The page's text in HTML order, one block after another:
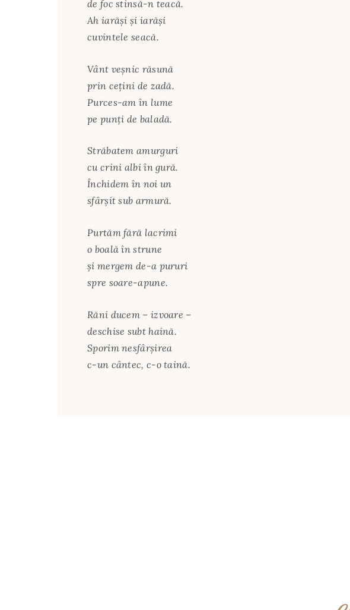
de foc stinsă-n teacă.
Ah iarăşi şi iarăşi
cuvintele seacă.
Vânt veşnic răsună
prin ceţini de zadă.
Purces-am în lume
pe punţi de baladă.
Străbatem amurguri
cu crini albi în gură.
Închidem în noi un
sfârşit sub armură.
Purtăm fără lacrimi
o boală în strune
şi mergem de-a pururi
spre soare-apune.
Răni ducem – izvoare –
deschise subt haină.
Sporim nesfârşirea
c-un cântec, c-o taină.